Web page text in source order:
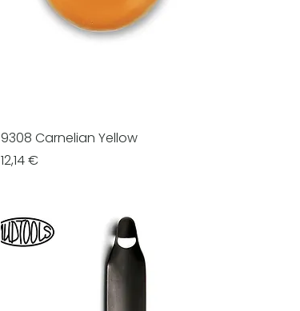
9308 Carnelian Yellow
Prezzo
12,14 €